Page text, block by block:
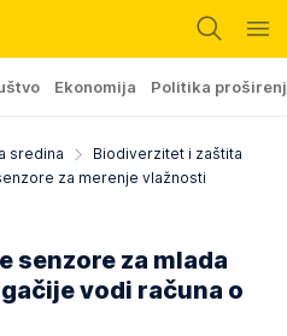
Ekonomija Politika
sredina
Biodiverzitet i zaštita
za merenje vlažnosti
senzore za mlada
vodi računa o